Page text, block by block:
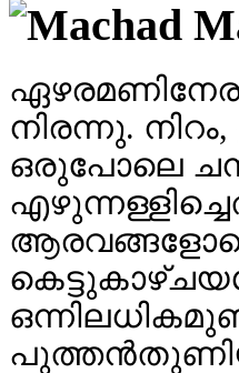
നിരന്നു.
ഒരുപോലെ
ആരവങ്ങളോടെ